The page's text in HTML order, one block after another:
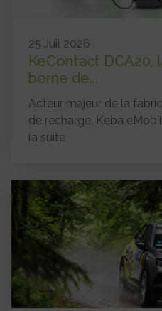
25 Juil 2026
KeContact DCA20,
borne de...
Acteur majeur de la
de recharge, Keba
la suite